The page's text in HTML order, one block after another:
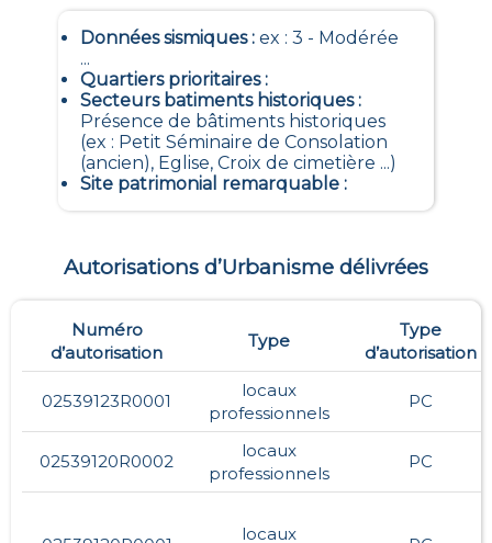
Données sismiques: ex : 3 - Modérée
...
Quartiers prioritaires:
Secteurs batiments historiques:
Présence de bâtiments historiques
(ex : Petit Séminaire de Consolation
(ancien), Eglise, Croix de cimetière ...)
Site patrimonial remarquable:
Autorisations d’Urbanisme délivrées
Numéro
d’autorisation
Type
Type
d’autorisation
02539123R0001
locaux
professionnels
PC
02539120R0002
locaux
professionnels
PC
locaux